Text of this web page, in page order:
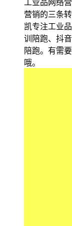
工业品网络
营销的三条
凯专注工业
训陪跑、抖
陪跑。有需
哦。